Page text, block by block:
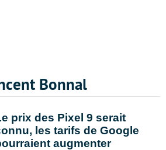
Bonnal
prix des Pixel 9 serait
les tarifs de Google
augmenter